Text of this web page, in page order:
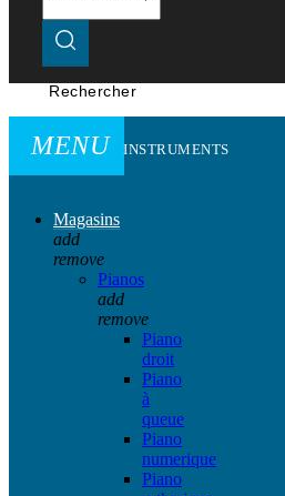
Rechercher
MENU INSTRUMENTS
Magasins
add
remove
Pianos
add
remove
Piano
droit
Piano
à
queue
Piano
numerique
Piano